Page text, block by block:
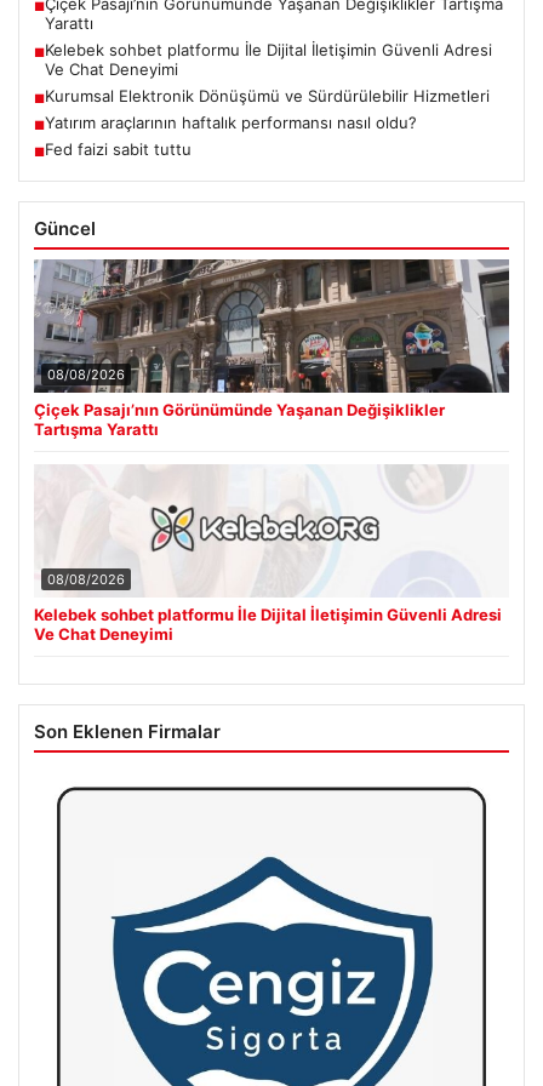
■
Yarattı
■Kelebek sohbet platformu İle Dijital İletişimin Güvenli Adresi
Ve Chat Deneyimi
■Kurumsal Elektronik Dönüşümü ve Sürdürülebilir Hizmetleri
■Yatırım araçlarının haftalık performansı nasıl oldu?
■Fed faizi sabit tuttu
Güncel
08/08/2026
Çiçek Pasajı’nın Görünümünde Yaşanan Değişiklikler
Tartışma Yarattı
08/08/2026
Kelebek sohbet platformu İle Dijital İletişimin Güvenli Adresi
Ve Chat Deneyimi
Son Eklenen Firmalar